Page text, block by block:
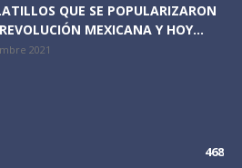
QUE SE POPULARIZARON
MEXICANA Y HOY...
2021
468